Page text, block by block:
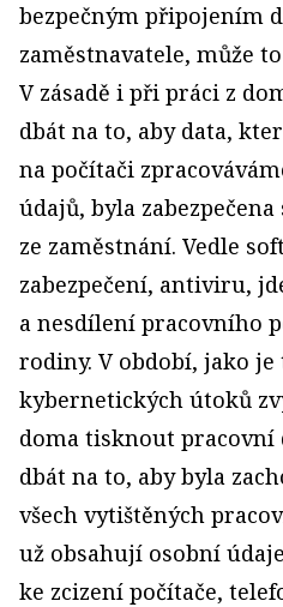
bezpečným připojením
zaměstnavatele, může
V zásadě i při práci z
dbát na to, aby data,
na počítači
údajů, byla
ze zaměstnání. Vedle
zabezpečení, antiviru,
a nesdílení pracovního
rodiny. V období, jako je
kybernetických útoků
doma tisknout
dbát na to, aby byla
všech vytištěných
už obsahují osobní
ke zcizení počítače,